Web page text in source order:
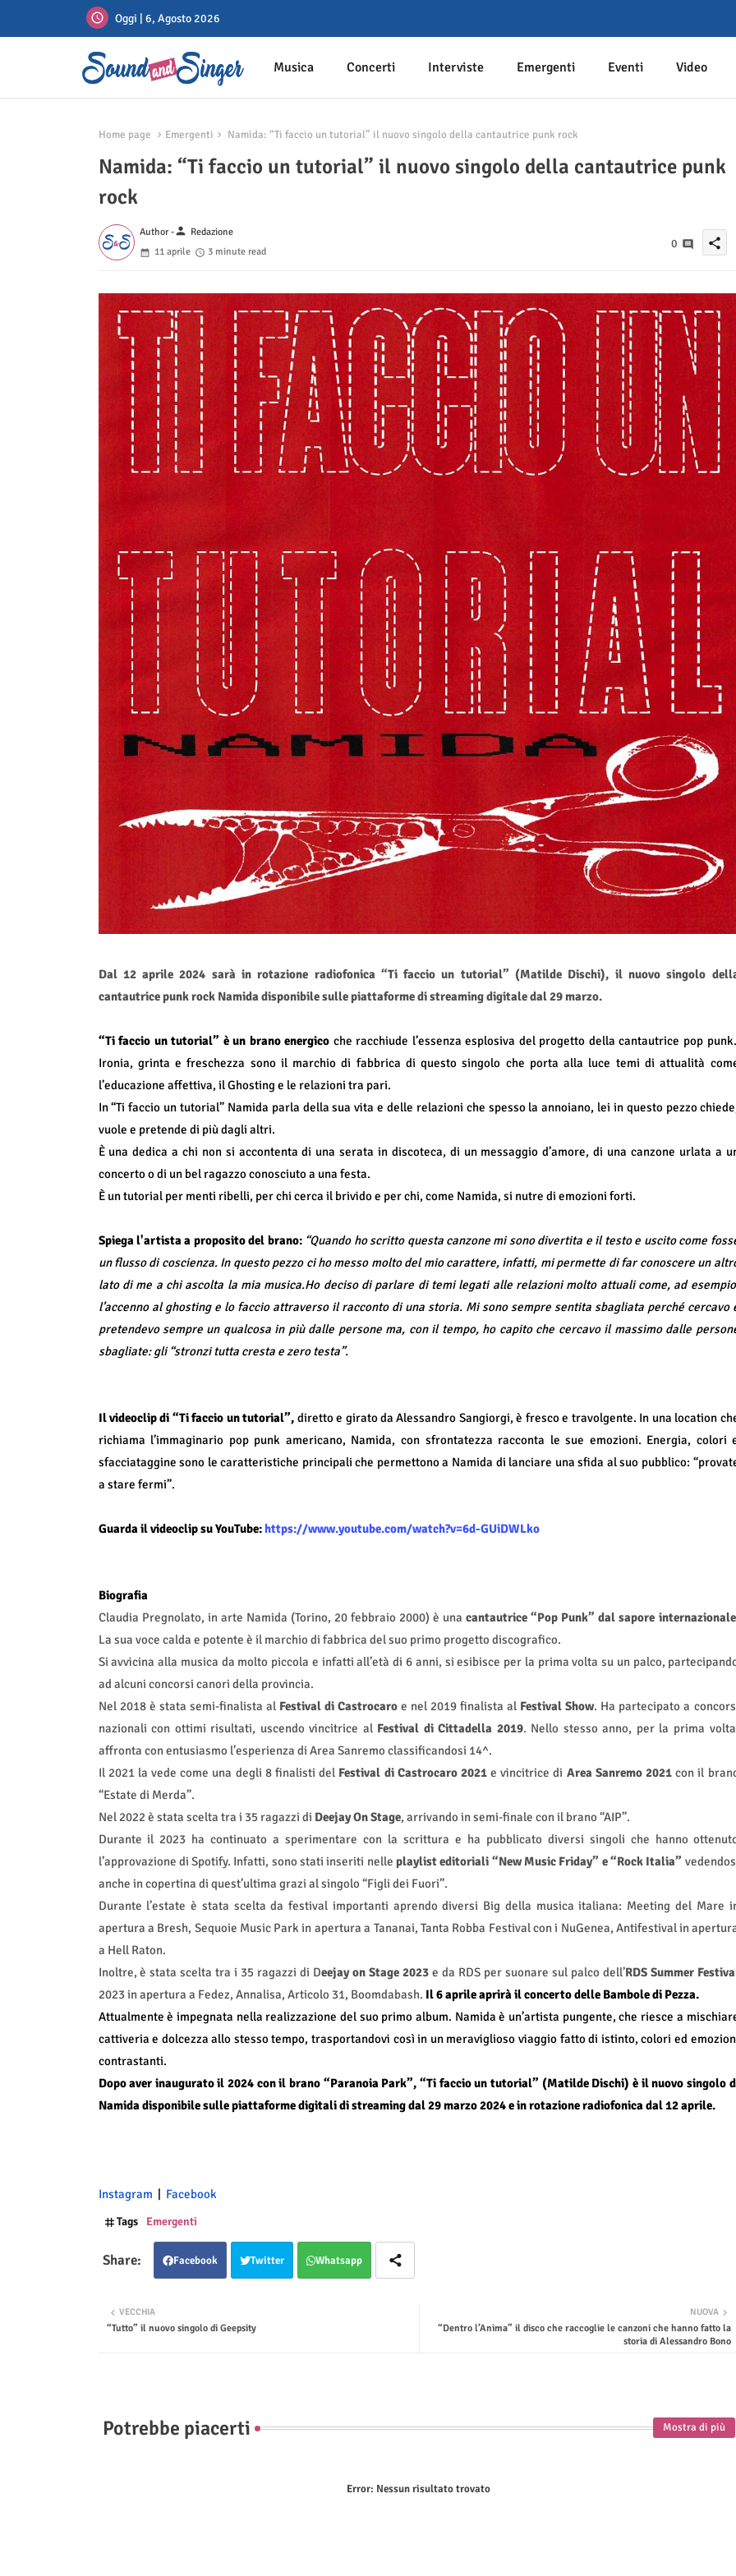
Oggi | 6, Agosto 2026
Musica Concerti Interviste Emergenti Eventi Video
Home page Emergenti Namida: “Ti faccio un tutorial” il nuovo singolo della cantautrice punk rock
Namida: “Ti faccio un tutorial” il nuovo singolo della cantautrice punk
rock
Author -person Redazione
11 aprile
3 minute read
0 share
Dal 12 aprile 2024 sarà in rotazione radiofonica “Ti faccio un tutorial” (Matilde Dischi), il nuovo singolo
cantautrice punk rock Namida disponibile sulle piattaforme di streaming digitale dal 29 marzo.
“Ti faccio un tutorial” è un brano energico che racchiude l’essenza esplosiva del progetto della cantautrice pop punk.
Ironia, grinta e freschezza sono il marchio di fabbrica di questo singolo che porta alla luce temi di attualità
l’educazione affettiva, il Ghosting e le relazioni tra pari.
In “Ti faccio un tutorial” Namida parla della sua vita e delle relazioni che spesso la annoiano, lei in questo pezzo
vuole e pretende di più dagli altri.
È una dedica a chi non si accontenta di una serata in discoteca, di un messaggio d’amore, di una canzone urlata a
concerto o di un bel ragazzo conosciuto a una festa.
È un tutorial per menti ribelli, per chi cerca il brivido e per chi, come Namida, si nutre di emozioni forti.
Spiega l'artista a proposito del brano: “Quando ho scritto questa canzone mi sono divertita e il testo e uscito come
un flusso di coscienza. In questo pezzo ci ho messo molto del mio carattere, infatti, mi permette di far conoscere un
lato di me a chi ascolta la mia musica.Ho deciso di parlare di temi legati alle relazioni molto attuali come, ad
l’accenno al ghosting e lo faccio attraverso il racconto di una storia. Mi sono sempre sentita sbagliata perché cercavo
pretendevo sempre un qualcosa in più dalle persone ma, con il tempo, ho capito che cercavo il massimo dalle
sbagliate: gli “stronzi tutta cresta e zero testa”.
Il videoclip di “Ti faccio un tutorial”, diretto e girato da Alessandro Sangiorgi, è fresco e travolgente. In una location
richiama l’immaginario pop punk americano, Namida, con sfrontatezza racconta le sue emozioni. Energia, colori
sfacciataggine sono le caratteristiche principali che permettono a Namida di lanciare una sfida al suo pubblico:
a stare fermi”.
Guarda il videoclip su YouTube: https://www.youtube.com/watch?v=6d-GUiDWLko
Biografia
Claudia Pregnolato, in arte Namida (Torino, 20 febbraio 2000) è unacantautrice “Pop Punk” dal sapore
La sua voce calda e potente è il marchio di fabbrica del suo primo progetto discografico.
Si avvicina alla musica da molto piccola e infatti all’età di 6 anni, si esibisce per la prima volta su un palco,
ad alcuni concorsi canori della provincia.
Nel 2018 è stata semi-finalista al Festival di Castrocaroe nel 2019 finalista al Festival Show. Ha partecipato a
nazionali con ottimi risultati, uscendo vincitrice al Festival di Cittadella 2019. Nello stesso anno, per la prima
affronta con entusiasmo l’esperienza di Area Sanremo classificandosi 14^.
Il 2021 la vede come una degli 8 finalisti del Festival di Castrocaro 2021e vincitrice di Area Sanremo 2021con il
“Estate di Merda”.
Nel 2022 è stata scelta tra i 35 ragazzi di Deejay On Stage, arrivando in semi-finale con il brano “AIP”.
Durante il 2023 ha continuato a sperimentare con la scrittura e ha pubblicato diversi singoli che hanno
l’approvazione di Spotify. Infatti, sono stati inseriti nelle playlist editoriali “New Music Friday” e “Rock Italia”
anche in copertina di quest’ultima grazi al singolo “Figli dei Fuori”.
Durante l’estate è stata scelta da festival importanti aprendo diversi Big della musica italiana: Meeting del Mare
apertura a Bresh, Sequoie Music Park in apertura a Tananai, Tanta Robba Festival con i NuGenea, Antifestival in
a Hell Raton.
Inoltre, è stata scelta tra i 35 ragazzi di Deejay on Stage 2023e da RDS per suonare sul palco dell’RDS Summer
2023 in apertura a Fedez, Annalisa, Articolo 31, Boomdabash. Il 6 aprile aprirà il concerto delle Bambole di Pezza.
Attualmente è impegnata nella realizzazione del suo primo album. Namida è un’artista pungente, che riesce a
cattiveria e dolcezza allo stesso tempo, trasportandovi così in un meraviglioso viaggio fatto di istinto, colori ed
contrastanti.
Dopo aver inaugurato il 2024 con il brano “Paranoia Park”, “Ti faccio un tutorial” (Matilde Dischi) è il nuovo singolo
Namida disponibile sulle piattaforme digitali di streaming dal 29 marzo 2024 e in rotazione radiofonica dal 12 aprile.
Instagram | Facebook
Tags Emergenti
Facebook Twitter Whatsapp
NUOVA
“Dentro l’Anima” il disco che raccoglie le canzoni che hanno fatto la
storia di Alessandro Bono
VECCHIA
“Tutto” il nuovo singolo di Geepsity
Potrebbe piacerti Mostra di più
Error: Nessun risultato trovato